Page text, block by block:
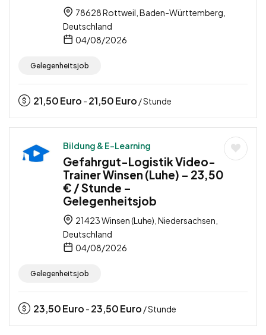
78628 Rottweil, Baden-Württemberg,
Deutschland
04/08/2026
Gelegenheitsjob
21,50Euro - 21,50Euro / Stunde
Bildung & E-Learning
Gefahrgut-Logistik Video-
Trainer Winsen (Luhe) – 23,50
€ / Stunde –
Gelegenheitsjob
21423 Winsen (Luhe), Niedersachsen,
Deutschland
04/08/2026
Gelegenheitsjob
23,50Euro - 23,50Euro / Stunde